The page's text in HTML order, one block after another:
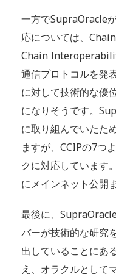
一方でSupraOracle
応については、
Chain
通信プロトコルを発
に対して技術的な優
になりそうです。
に取り組んでいたた
ますが、CCIPの7つ
クに対応しています
にメインネット公開
最後に、
バーが技術的な研究
出していることにあ
え、オラクルとして